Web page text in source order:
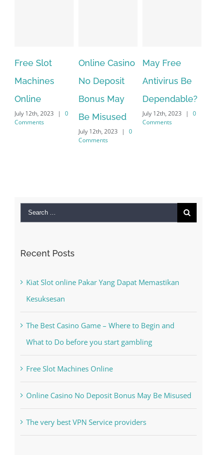
Online Casino
No Deposit
Bonus May
Be Misused
May Free
Antivirus Be
Dependable?
July 12th, 2023 |
Comments
The very best
VPN Service
providers
July 12th, 2023 |
0
Comments
Search
Recent Posts
Kiat Slot online Pakar Yang Dapat Memastikan
Kesuksesan
The Best Casino Game – Where to Begin and
What to Do before you start gambling
Free Slot Machines Online
Online Casino No Deposit Bonus May Be Misused
The very best VPN Service providers